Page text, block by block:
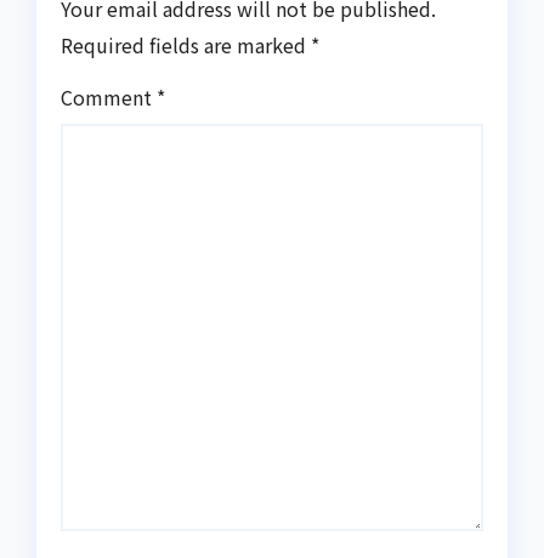
Your email address will not be published.
Required fields are marked *
Comment *